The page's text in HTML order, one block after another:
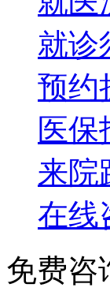
就诊
预约
医保
来院
在线
免费咨